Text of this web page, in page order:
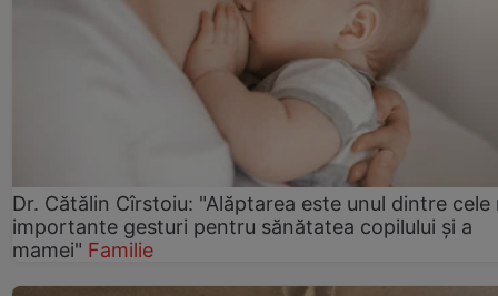
Dr. Cătălin Cîrstoiu: "Alăptarea este unul dintre cele
importante gesturi pentru sănătatea copilului și a
mamei" Familie